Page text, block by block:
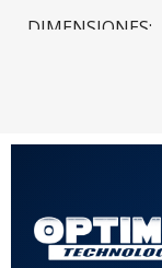
DIMENSIONES